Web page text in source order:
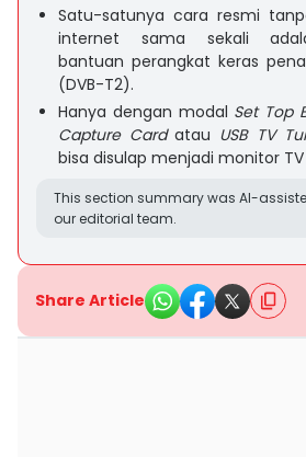
Satu-satunya cara resmi
internet sama sekali
bantuan perangkat keras
(DVB-T2).
Hanya dengan modal Set Top
Capture Cardatau USB TV
bisa disulap menjadi monitor
This section summary was AI-
our editorial team.
Share Article